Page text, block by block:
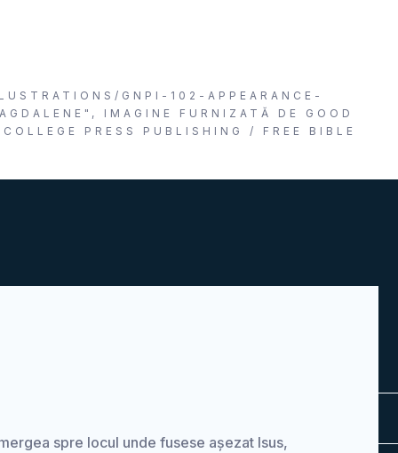
GNPI-102-APPEARANCE-
IMAGINE FURNIZATĂ DE GOOD
PRESS PUBLISHING / FREE BIBLE
spre locul unde fusese așezat Isus,